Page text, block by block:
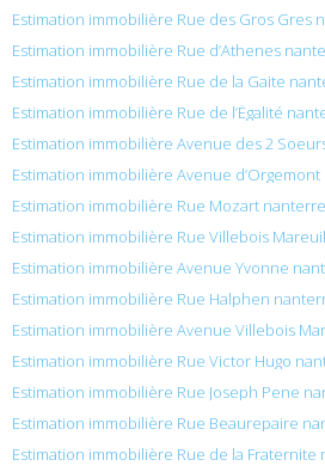
Estimation immobilière Rue des Gros Gres
Estimation immobilière Rue d’Athenes
Estimation immobilière Rue de la Gaite
Estimation immobilière Rue de l’Égalité
Estimation immobilière Avenue des 2
Estimation immobilière Avenue
Estimation immobilière Rue Mozart
Estimation immobilière Rue Villebois
Estimation immobilière Avenue Yvonne
Estimation immobilière Rue Halphen
Estimation immobilière Avenue Villebois
Estimation immobilière Rue Victor Hugo
Estimation immobilière Rue Joseph Pene
Estimation immobilière Rue Beaurepaire
Estimation immobilière Rue de la Fraternite